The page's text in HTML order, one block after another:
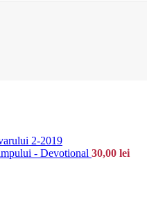
2-2019
- Devotional 30,00 lei